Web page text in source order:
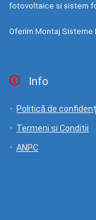
fotovoltaice si sistem
Oferim Montaj Sisteme
Info
Politică de
Termeni si Conditii
ANPC